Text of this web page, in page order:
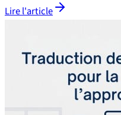
Lire l'article